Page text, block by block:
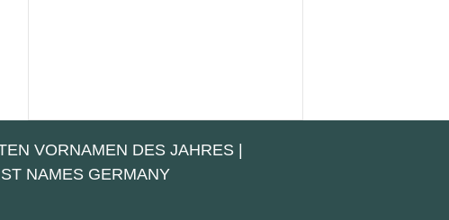
VORNAMEN DES JAHRES|
NAMES GERMANY